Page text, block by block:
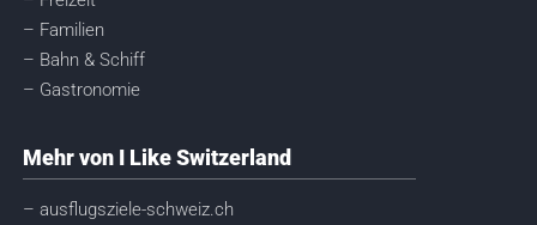
– Familien
– Bahn & Schiff
– Gastronomie
Mehr von I Like Switzerland
– ausflugsziele-schweiz.ch